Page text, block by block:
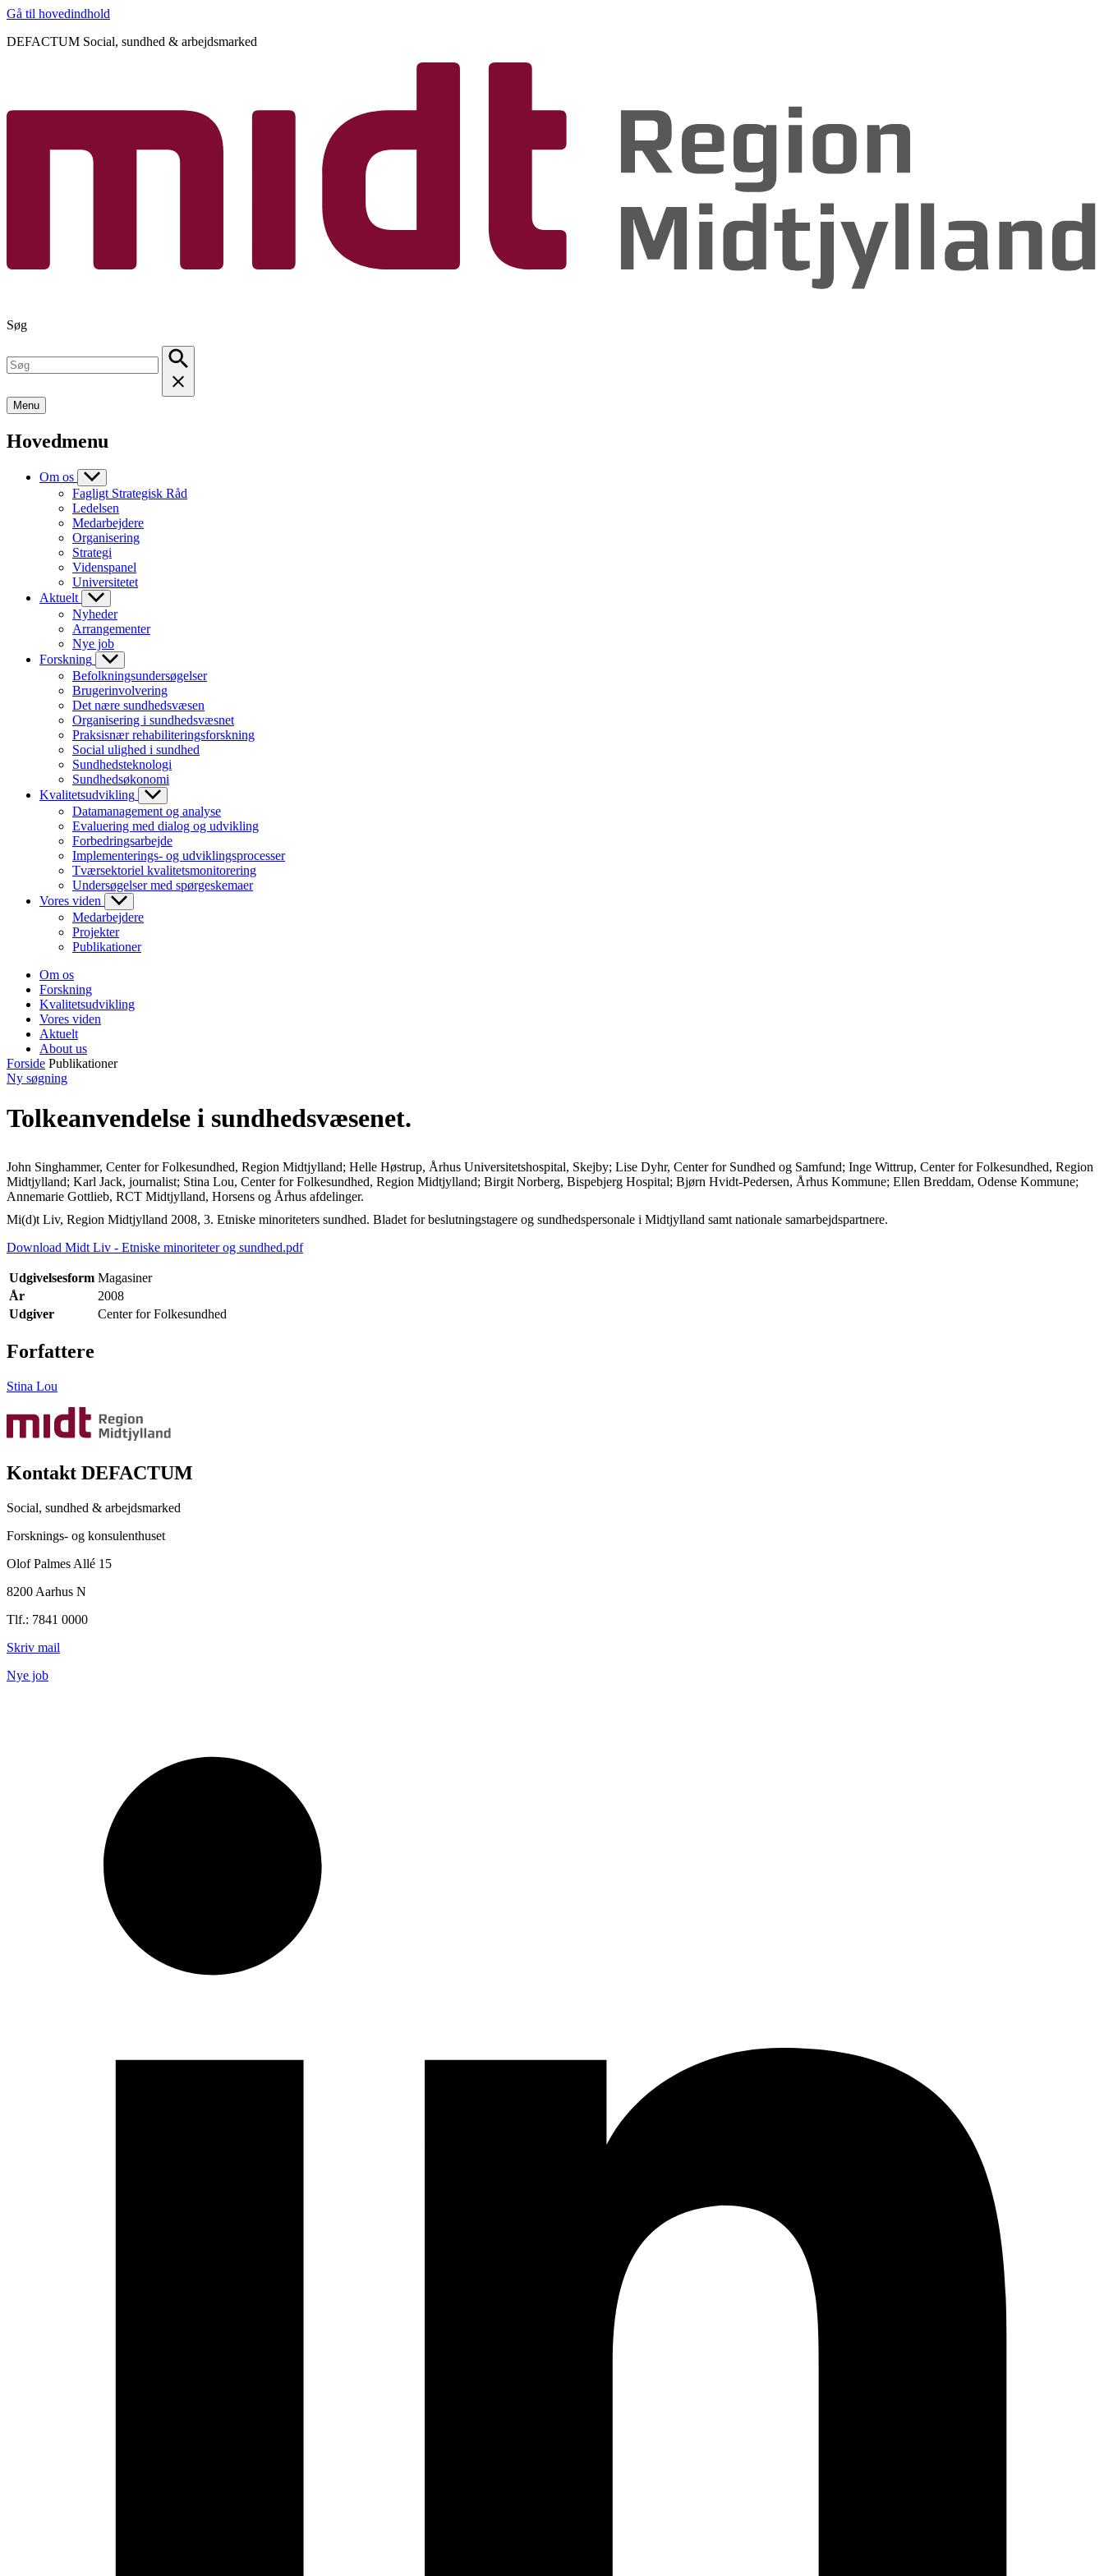
Gå til hovedindhold
DEFACTUM Social, sundhed & arbejdsmarked
Søg
Menu
Hovedmenu
Om os
Fagligt Strategisk Råd
Ledelsen
Medarbejdere
Organisering
Strategi
Videnspanel
Universitetet
Aktuelt
Nyheder
Arrangementer
Nye job
Forskning
Befolkningsundersøgelser
Brugerinvolvering
Det nære sundhedsvæsen
Organisering i sundhedsvæsnet
Praksisnær rehabiliteringsforskning
Social ulighed i sundhed
Sundhedsteknologi
Sundhedsøkonomi
Kvalitetsudvikling
Datamanagement og analyse
Evaluering med dialog og udvikling
Forbedringsarbejde
Implementerings- og udviklingsprocesser
Tværsektoriel kvalitetsmonitorering
Undersøgelser med spørgeskemaer
Vores viden
Medarbejdere
Projekter
Publikationer
Om os
Forskning
Kvalitetsudvikling
Vores viden
Aktuelt
About us
Forside Publikationer
Ny søgning
Tolkeanvendelse i sundhedsvæsenet.
John Singhammer, Center for Folkesundhed, Region Midtjylland; Helle Høstrup, Århus Universitetshospital, Skejby; Lise Dyhr, Center for Sundhed og Samfund; Inge Wittrup, Center for Folkesundhed, Region
Midtjylland; Karl Jack, journalist; Stina Lou, Center for Folkesundhed, Region Midtjylland; Birgit Norberg, Bispebjerg Hospital; Bjørn Hvidt-Pedersen, Århus Kommune; Ellen Breddam, Odense Kommune;
Annemarie Gottlieb, RCT Midtjylland, Horsens og Århus afdelinger.
Mi(d)t Liv, Region Midtjylland 2008, 3. Etniske minoriteters sundhed. Bladet for beslutningstagere og sundhedspersonale i Midtjylland samt nationale samarbejdspartnere.
Download Midt Liv - Etniske minoriteter og sundhed.pdf
Udgivelsesform Magasiner
År
2008
Udgiver
Center for Folkesundhed
Forfattere
Stina Lou
Kontakt DEFACTUM
Social, sundhed & arbejdsmarked
Forsknings- og konsulenthuset
Olof Palmes Allé 15
8200 Aarhus N
Tlf.: 7841 0000
Skriv mail
Nye job